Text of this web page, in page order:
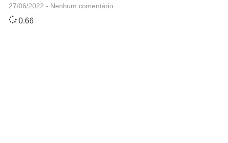
27/06/2022
Nenhum comentário